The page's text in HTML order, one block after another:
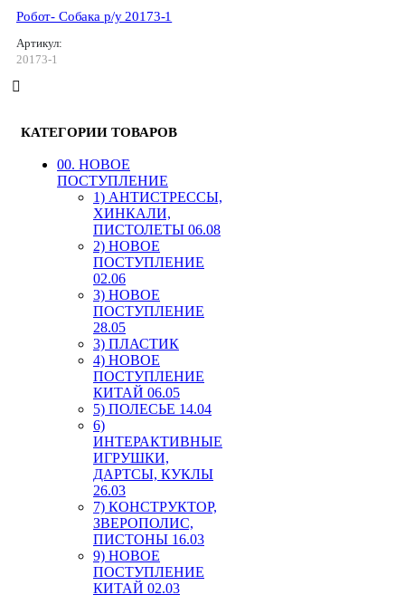
Робот- Собака р/у 20173-1
Артикул:
20173-1
КАТЕГОРИИ ТОВАРОВ
00. HОВОЕ
ПОСТУПЛЕНИЕ
1) АНТИСТРЕССЫ,
ХИНКАЛИ,
ПИСТОЛЕТЫ 06.08
2) НОВОЕ
ПОСТУПЛЕНИЕ
02.06
3) НОВОЕ
ПОСТУПЛЕНИЕ
28.05
3) ПЛАСТИК
4) НОВОЕ
ПОСТУПЛЕНИЕ
КИТАЙ 06.05
5) ПОЛЕСЬЕ 14.04
6)
ИНТЕРАКТИВНЫЕ
ИГРУШКИ,
ДАРТСЫ, КУКЛЫ
26.03
7) КОНСТРУКТОР,
ЗВЕРОПОЛИС,
ПИСТОНЫ 16.03
9) НОВОЕ
ПОСТУПЛЕНИЕ
КИТАЙ 02.03